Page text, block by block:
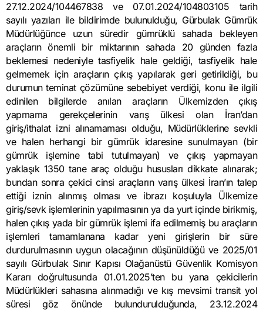
27.12.2024/104467838 ve 07.01.2024/104803105 tarih
sayılı yazıları ile bildirimde bulunulduğu, Gürbulak Gümrük
Müdürlüğünce uzun süredir gümrüklü sahada bekleyen
araçların önemli bir miktarının sahada 20 günden fazla
beklemesi nedeniyle tasfiyelik hale geldiği, tasfiyelik hale
gelmemek için araçların çıkış yapılarak geri getirildiği, bu
durumun teminat çözümüne sebebiyet verdiği, konu ile ilgili
edinilen bilgilerde anılan araçların Ülkemizden çıkış
yapmama gerekçelerinin varış ülkesi olan İran’dan
giriş/ithalat izni alınamaması olduğu, Müdürlüklerine sevkli
ve halen herhangi bir gümrük idaresine sunulmayan (bir
gümrük işlemine tabi tutulmayan) ve çıkış yapmayan
yaklaşık 1350 tane araç olduğu hususları dikkate alınarak;
bundan sonra çekici cinsi araçların varış ülkesi İran’ın talep
ettiği iznin alınmış olması ve ibrazı koşuluyla Ülkemize
giriş/sevk işlemlerinin yapılmasının ya da yurt içinde birikmiş,
halen çıkış yada bir gümrük işlemi ifa edilmemiş bu araçların
işlemleri tamamlanana kadar yeni girişlerin bir süre
durdurulmasının uygun olacağının düşünüldüğü ve 2025/01
sayılı Gürbulak Sınır Kapısı Olağanüstü Güvenlik Komisyon
Kararı doğrultusunda 01.01.2025’ten bu yana çekicilerin
Müdürlükleri sahasına alınmadığı ve kış mevsimi transit yol
süresi göz önünde bulundurulduğunda, 23.12.2024